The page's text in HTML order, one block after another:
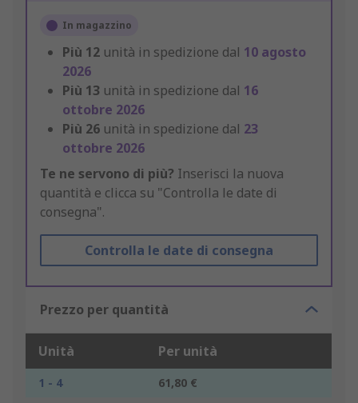
In magazzino
Più 12 unità in spedizione dal 10 agosto
2026
Più 13 unità in spedizione dal 16
ottobre 2026
Più 26 unità in spedizione dal 23
ottobre 2026
Te ne servono di più? Inserisci la nuova
quantità e clicca su "Controlla le date di
consegna".
Controlla le date di consegna
Prezzo per quantità
Unità Per unità
1 - 4
61,80 €